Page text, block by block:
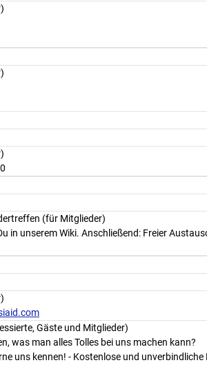
(für Mitglieder)
in unserem Wiki. Anschließend: Freier
Gäste und Mitglieder)
was man alles Tolles bei uns machen kann?
uns kennen! - Kostenlose und